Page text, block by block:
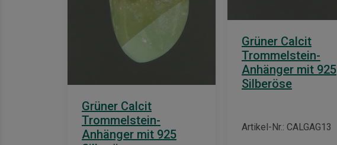
Grüner Calcit
Trommelstein-
Anhänger mit 925
Grüner Calcit
Trommelstein-
Anhänger mit 925
Silberöse
Artikel-Nr.: CALGAG13